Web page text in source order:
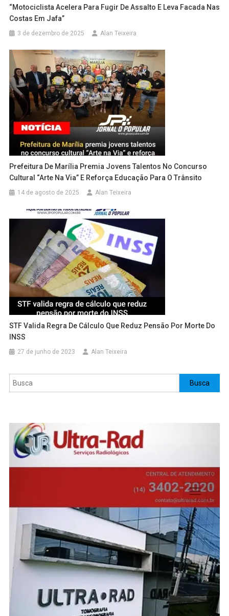
“Motociclista Acelera Para Fugir De Assalto E Leva Facada Nas
Costas Em Jafa”
3 de dezembro de 2025 Alan Teixeira
Prefeitura De Marília Premia Jovens Talentos No Concurso
Cultural “Arte Na Via” E Reforça Educação Para O Trânsito
14 de agosto de 2025 Alan Teixeira
STF Valida Regra De Cálculo Que Reduz Pensão Por Morte Do
INSS
27 de junho de 2023 Alan Teixeira
Pesquisar Busca